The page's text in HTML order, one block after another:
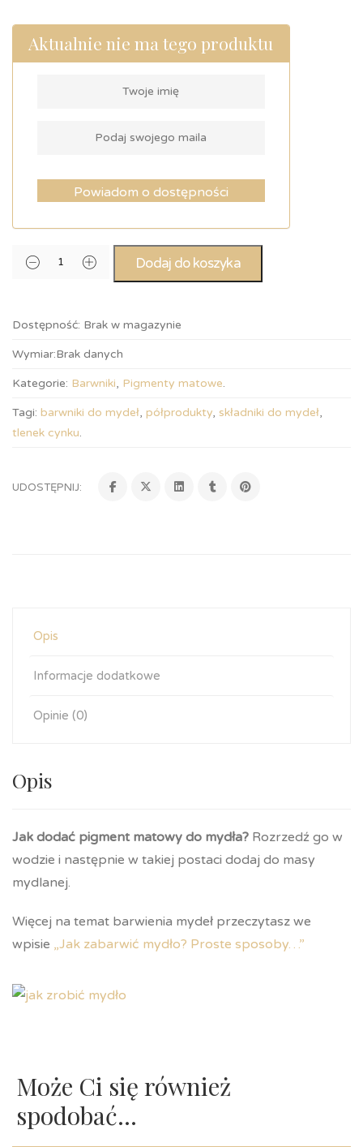
Aktualnie nie ma tego produktu
Powiadom o dostępności
Dodaj do koszyka
Dostępność: Brak w magazynie
Wymiar:Brak danych
Kategorie: Barwniki, Pigmenty matowe.
Tagi: barwniki do mydeł, półprodukty, składniki do mydeł,
tlenek cynku.
UDOSTĘPNIJ:
Opis
Informacje dodatkowe
Opinie (0)
Opis
Jak dodać pigment matowy do mydła? Rozrzedź go w
wodzie i następnie w takiej postaci dodaj do masy
mydlanej.
Więcej na temat barwienia mydeł przeczytasz we
wpisie „Jak zabarwić mydło? Proste sposoby…”
Może Ci się również
spodobać…